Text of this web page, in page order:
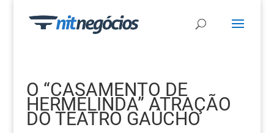
O “CASAMENTO DE
HERMELINDA” ATRAÇÃO
DO TEATRO GAÚCHO